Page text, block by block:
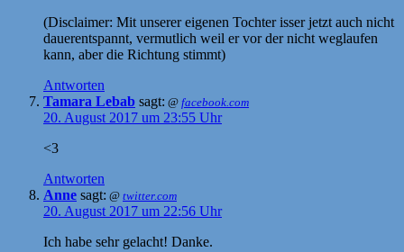
(Disclaimer: Mit unserer eigenen Tochter isser jetzt auch nicht
dauerentspannt, vermutlich weil er vor der nicht weglaufen
kann, aber die Richtung stimmt)
Antworten
Tamara Lebab sagt: @ facebook.com
20. August 2017 um 23:55 Uhr
<3
Antworten
Anne sagt: @ twitter.com
20. August 2017 um 22:56 Uhr
Ich habe sehr gelacht! Danke.